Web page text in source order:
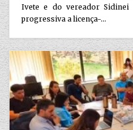
Ivete e do vereador Sidinei
progressiva a licença-...